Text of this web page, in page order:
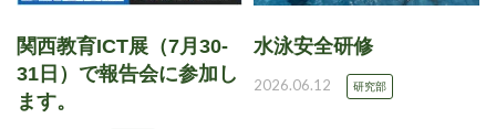
関西教育ICT展（7月30-
31日）で報告会に参加し
ます。
水泳安全研修
2026.06.12 研究部